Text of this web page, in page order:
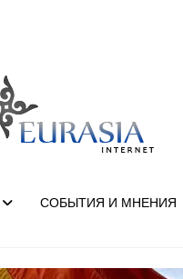
СОБЫТИЯ И МНЕНИЯ